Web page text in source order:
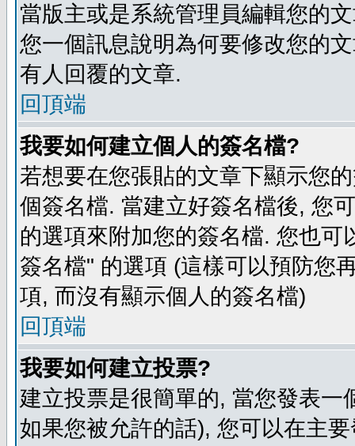
當版主或是系統管理員編輯您的
您一個訊息說明為何要修改您的
有人回覆的文章.
回頂端
我要如何建立個人的簽名檔?
若想要在您張貼的文章下顯示您
個簽名檔. 當建立好簽名檔後, 您
的選項來附加您的簽名檔. 您也
簽名檔" 的選項 (這樣可以預防您
項, 而沒有顯示個人的簽名檔)
回頂端
我要如何建立投票?
建立投票是很簡單的, 當您發表
如果您被允許的話), 您可以在主